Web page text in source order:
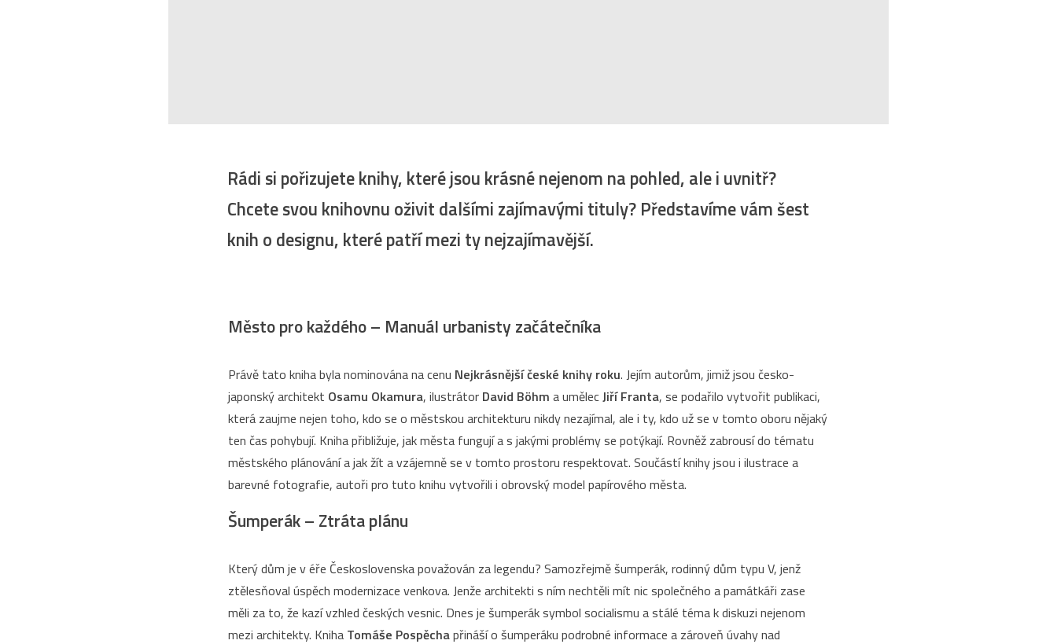
Rádi si pořizujete knihy, které jsou krásné nejenom na pohled, ale i uvnitř?
Chcete svou knihovnu oživit dalšími zajímavými tituly? Představíme vám šest
knih o designu, které patří mezi ty nejzajímavější.
Město pro každého – Manuál urbanisty začátečníka
Právě tato kniha byla nominována na cenu Nejkrásnější české knihy roku. Jejím autorům, jimiž jsou česko-
japonský architekt Osamu Okamura, ilustrátor David Böhm a umělecJiří Franta, se podařilo vytvořit publikaci,
která zaujme nejen toho, kdo se o městskou architekturu nikdy nezajímal, ale i ty, kdo už se v tomto oboru nějaký
ten čas pohybují. Kniha přibližuje, jak města fungují a s jakými problémy se potýkají. Rovněž zabrousí do tématu
městského plánování a jak žít a vzájemně se v tomto prostoru respektovat. Součástí knihy jsou i ilustrace a
barevné fotografie, autoři pro tuto knihu vytvořili i obrovský model papírového města.
Šumperák – Ztráta plánu
Který dům je v éře Československa považován za legendu? Samozřejmě šumperák, rodinný dům typu V, jenž
ztělesňoval úspěch modernizace venkova. Jenže architekti s ním nechtěli mít nic společného a památkáři zase
měli za to, že kazí vzhled českých vesnic. Dnes je šumperák symbol socialismu a stálé téma k diskuzi nejenom
mezi architekty. Kniha Tomáše Pospěchapřináší o šumperáku podrobné informace a zároveň úvahy nad